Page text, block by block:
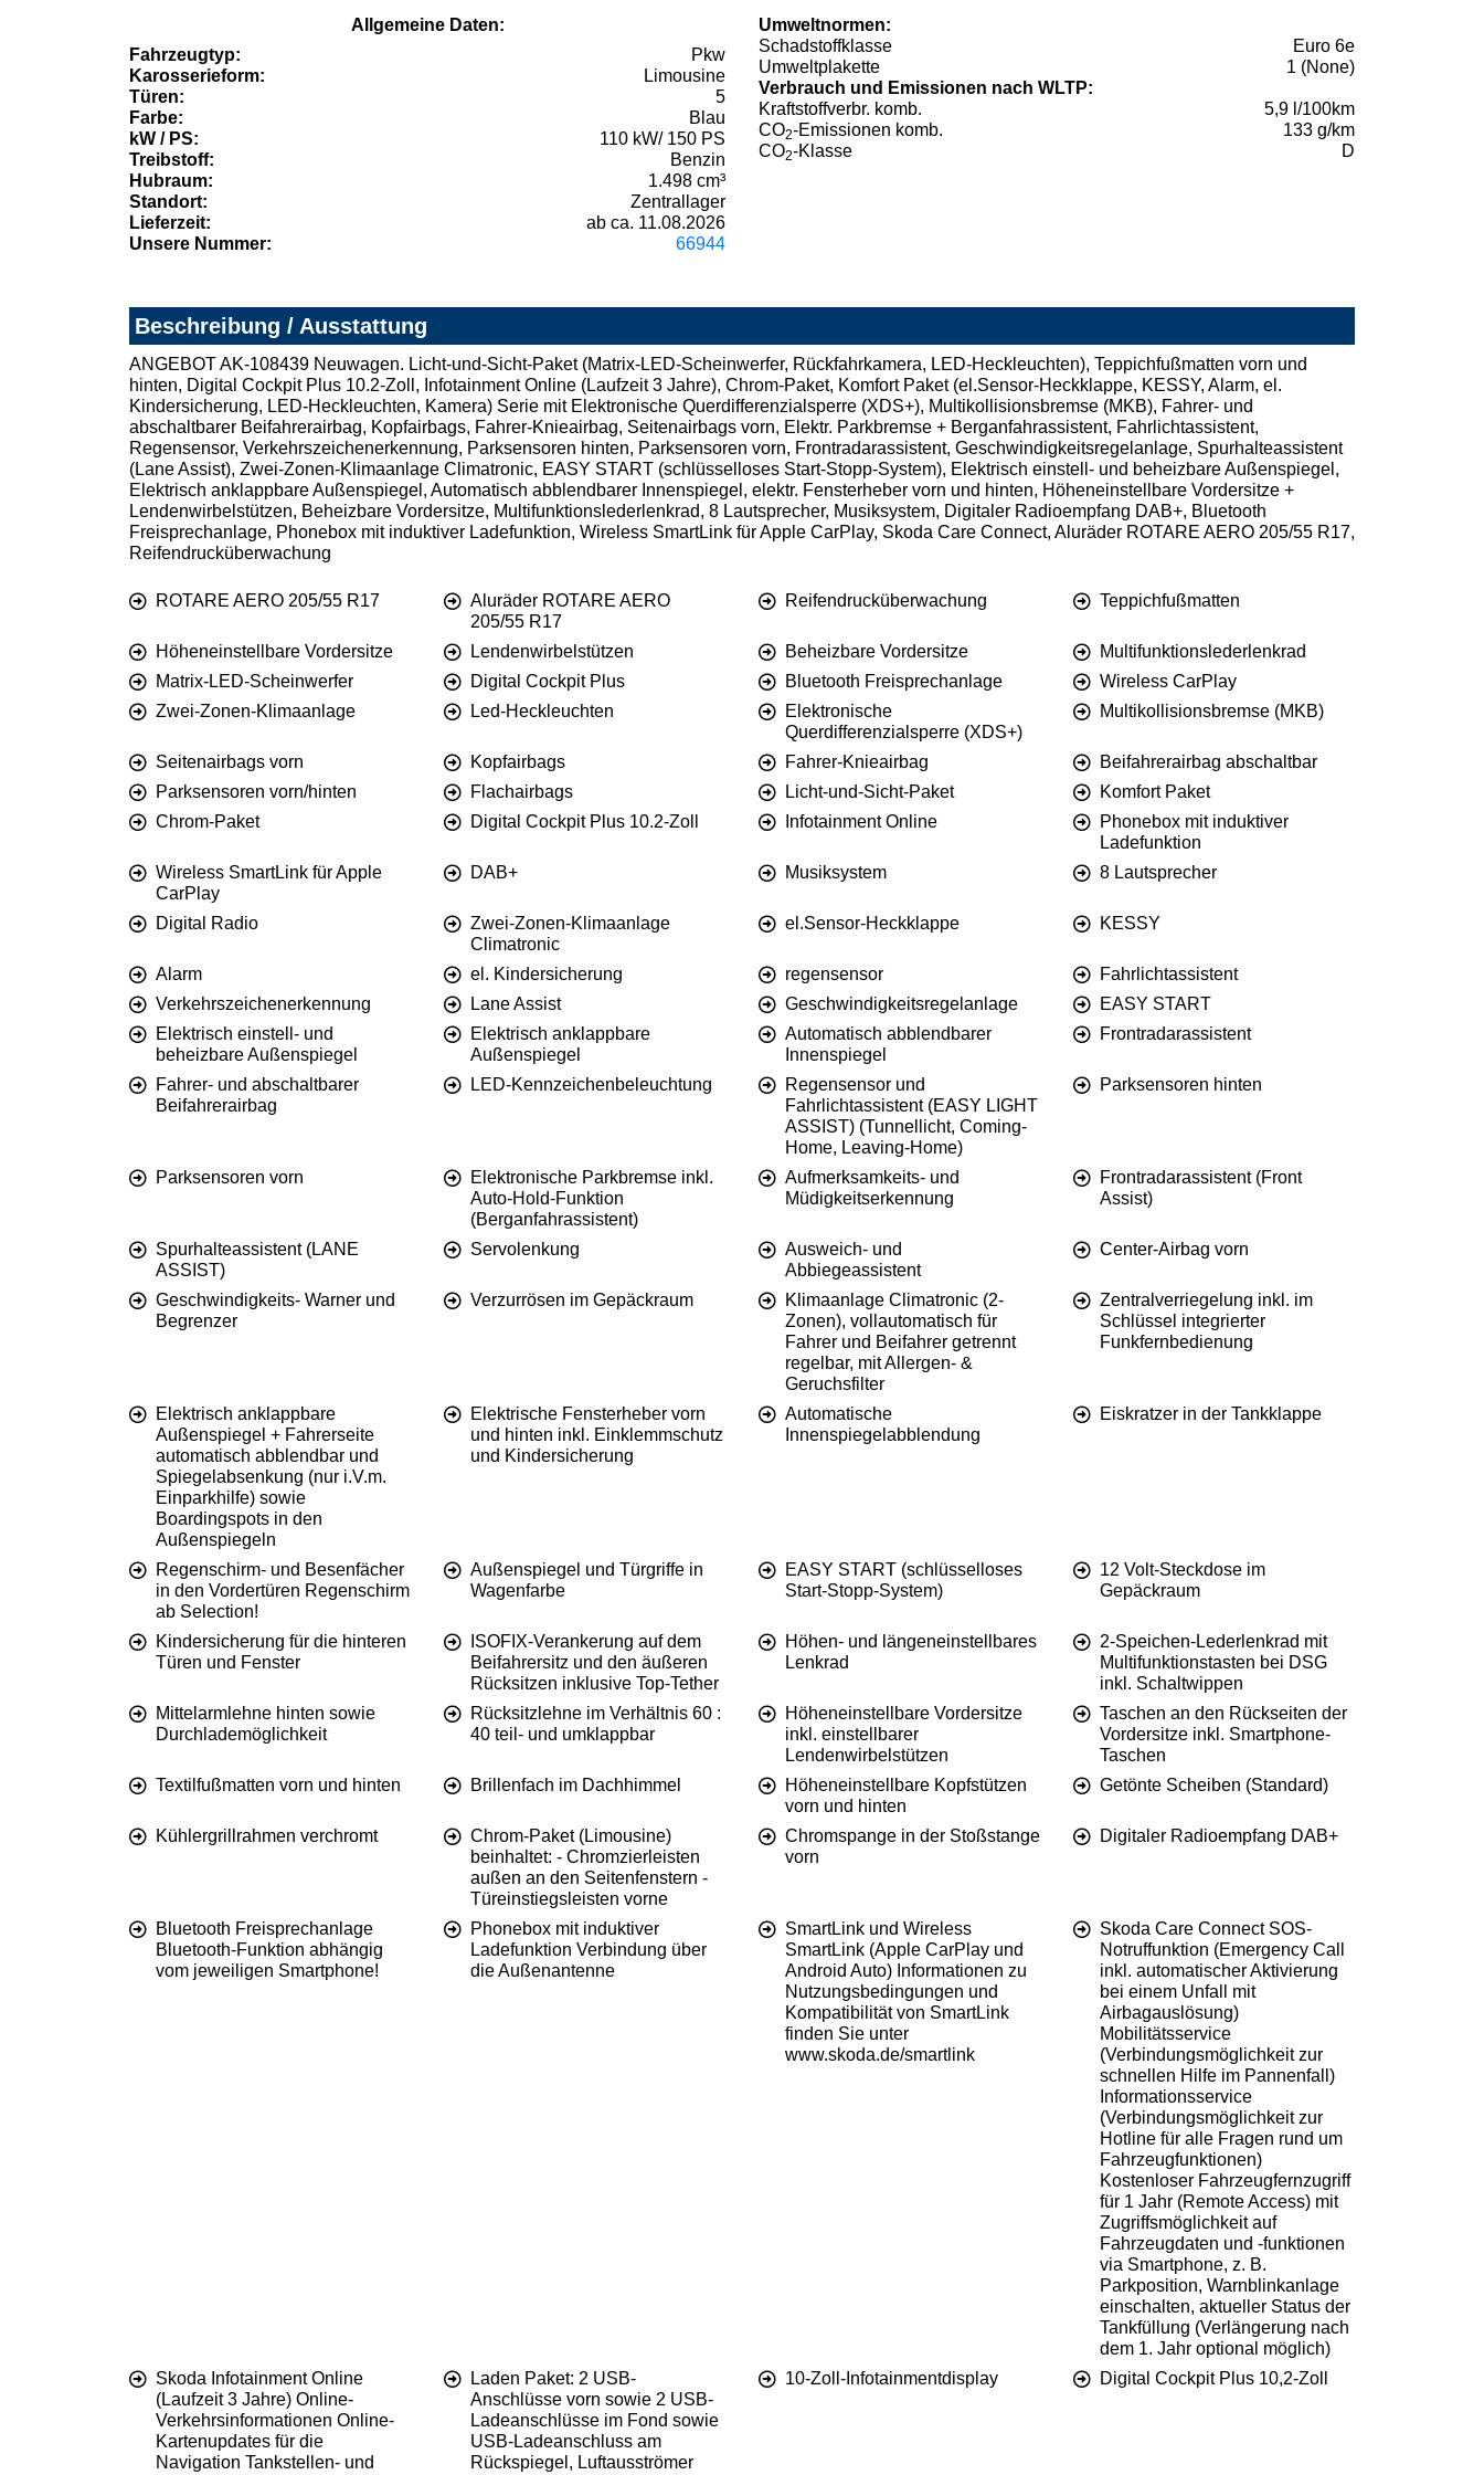
Allgemeine Daten:
Fahrzeugtyp:
Pkw
Karosserieform:
Limousine
Türen:
5
Farbe:
Blau
kW / PS:
110 kW/ 150 PS
Treibstoff:
Benzin
Hubraum:
1.498 cm³
Standort:
Zentrallager
Lieferzeit:
ab ca. 11.08.2026
Unsere Nummer:
66944
Umweltnormen:
Schadstoffklasse
Euro 6e
Umweltplakette
1 (None)
Verbrauch und Emissionen nach WLTP:
Kraftstoffverbr. komb.
5,9 l/100km
CO2-Emissionen komb.
133 g/km
CO2-Klasse D
Beschreibung / Ausstattung
ANGEBOT AK-108439 Neuwagen. Licht-und-Sicht-Paket (Matrix-LED-Scheinwerfer, Rückfahrkamera, LED-Heckleuchten), Teppichfußmatten vorn und
hinten, Digital Cockpit Plus 10.2-Zoll, Infotainment Online (Laufzeit 3 Jahre), Chrom-Paket, Komfort Paket (el.Sensor-Heckklappe, KESSY, Alarm, el.
Kindersicherung, LED-Heckleuchten, Kamera) Serie mit Elektronische Querdifferenzialsperre (XDS+), Multikollisionsbremse (MKB), Fahrer- und
abschaltbarer Beifahrerairbag, Kopfairbags, Fahrer-Knieairbag, Seitenairbags vorn, Elektr. Parkbremse + Berganfahrassistent, Fahrlichtassistent,
Regensensor, Verkehrszeichenerkennung, Parksensoren hinten, Parksensoren vorn, Frontradarassistent, Geschwindigkeitsregelanlage, Spurhalteassistent
(Lane Assist), Zwei-Zonen-Klimaanlage Climatronic, EASY START (schlüsselloses Start-Stopp-System), Elektrisch einstell- und beheizbare Außenspiegel,
Elektrisch anklappbare Außenspiegel, Automatisch abblendbarer Innenspiegel, elektr. Fensterheber vorn und hinten, Höheneinstellbare Vordersitze +
Lendenwirbelstützen, Beheizbare Vordersitze, Multifunktionslederlenkrad, 8 Lautsprecher, Musiksystem, Digitaler Radioempfang DAB+, Bluetooth
Freisprechanlage, Phonebox mit induktiver Ladefunktion, Wireless SmartLink für Apple CarPlay, Skoda Care Connect, Aluräder ROTARE AERO 205/55 R17,
Reifendrucküberwachung
ROTARE AERO 205/55 R17
Aluräder ROTARE AERO
205/55 R17
Reifendrucküberwachung Teppichfußmatten
Höheneinstellbare Vordersitze Lendenwirbelstützen Beheizbare Vordersitze
Multifunktionslederlenkrad
Matrix-LED-Scheinwerfer
Digital Cockpit Plus Bluetooth Freisprechanlage
Wireless CarPlay
Zwei-Zonen-Klimaanlage
Led-Heckleuchten
Elektronische
Querdifferenzialsperre (XDS+)
Multikollisionsbremse (MKB)
Seitenairbags vorn Kopfairbags Fahrer-Knieairbag
Beifahrerairbag abschaltbar
Parksensoren vorn/hinten
Flachairbags Licht-und-Sicht-Paket
Komfort Paket
Chrom-Paket
Digital Cockpit Plus 10.2-Zoll Infotainment Online
Phonebox mit induktiver
Ladefunktion
Wireless SmartLink für Apple
CarPlay
DAB+ Musiksystem 8 Lautsprecher
Digital Radio
Zwei-Zonen-Klimaanlage
Climatronic
el.Sensor-Heckklappe KESSY
Alarm el. Kindersicherung regensensor
Fahrlichtassistent
Verkehrszeichenerkennung
Lane Assist Geschwindigkeitsregelanlage
EASY START
Elektrisch einstell- und
beheizbare Außenspiegel
Elektrisch anklappbare
Außenspiegel
Automatisch abblendbarer
Innenspiegel
Frontradarassistent
Fahrer- und abschaltbarer
Beifahrerairbag
LED-Kennzeichenbeleuchtung
Regensensor und
Fahrlichtassistent (EASY LIGHT
ASSIST) (Tunnellicht, Coming-
Home, Leaving-Home)
Parksensoren hinten
Parksensoren vorn
Elektronische Parkbremse inkl.
Auto-Hold-Funktion
(Berganfahrassistent)
Aufmerksamkeits- und
Müdigkeitserkennung
Frontradarassistent (Front
Assist)
Spurhalteassistent (LANE
ASSIST)
Servolenkung
Ausweich- und
Abbiegeassistent
Center-Airbag vorn
Geschwindigkeits- Warner und
Begrenzer
Verzurrösen im Gepäckraum
Klimaanlage Climatronic (2-
Zonen), vollautomatisch für
Fahrer und Beifahrer getrennt
regelbar, mit Allergen- &
Geruchsfilter
Zentralverriegelung inkl. im
Schlüssel integrierter
Funkfernbedienung
Elektrisch anklappbare
Außenspiegel + Fahrerseite
automatisch abblendbar und
Spiegelabsenkung (nur i.V.m.
Einparkhilfe) sowie
Boardingspots in den
Außenspiegeln
Elektrische Fensterheber vorn
und hinten inkl. Einklemmschutz
und Kindersicherung
Automatische
Innenspiegelabblendung
Eiskratzer in der Tankklappe
Regenschirm- und Besenfächer
in den Vordertüren Regenschirm
ab Selection!
Außenspiegel und Türgriffe in
Wagenfarbe
EASY START (schlüsselloses
Start-Stopp-System)
12 Volt-Steckdose im
Gepäckraum
Kindersicherung für die hinteren
Türen und Fenster
ISOFIX-Verankerung auf dem
Beifahrersitz und den äußeren
Rücksitzen inklusive Top-Tether
Höhen- und längeneinstellbares
Lenkrad
2-Speichen-Lederlenkrad mit
Multifunktionstasten bei DSG
inkl. Schaltwippen
Mittelarmlehne hinten sowie
Durchlademöglichkeit
Rücksitzlehne im Verhältnis 60 :
40 teil- und umklappbar
Höheneinstellbare Vordersitze
inkl. einstellbarer
Lendenwirbelstützen
Taschen an den Rückseiten der
Vordersitze inkl. Smartphone-
Taschen
Textilfußmatten vorn und hinten
Brillenfach im Dachhimmel
Höheneinstellbare Kopfstützen
vorn und hinten
Getönte Scheiben (Standard)
Kühlergrillrahmen verchromt
Chrom-Paket (Limousine)
beinhaltet: - Chromzierleisten
außen an den Seitenfenstern -
Türeinstiegsleisten vorne
Chromspange in der Stoßstange
vorn
Digitaler Radioempfang DAB+
Bluetooth Freisprechanlage
Bluetooth-Funktion abhängig
vom jeweiligen Smartphone!
Phonebox mit induktiver
Ladefunktion Verbindung über
die Außenantenne
SmartLink und Wireless
SmartLink (Apple CarPlay und
Android Auto) Informationen zu
Nutzungsbedingungen und
Kompatibilität von SmartLink
finden Sie unter
www.skoda.de/smartlink
Skoda Care Connect SOS-
Notruffunktion (Emergency Call
inkl. automatischer Aktivierung
bei einem Unfall mit
Airbagauslösung)
Mobilitätsservice
(Verbindungsmöglichkeit zur
schnellen Hilfe im Pannenfall)
Informationsservice
(Verbindungsmöglichkeit zur
Hotline für alle Fragen rund um
Fahrzeugfunktionen)
Kostenloser Fahrzeugfernzugriff
für 1 Jahr (Remote Access) mit
Zugriffsmöglichkeit auf
Fahrzeugdaten und -funktionen
via Smartphone, z. B.
Parkposition, Warnblinkanlage
einschalten, aktueller Status der
Tankfüllung (Verlängerung nach
dem 1. Jahr optional möglich)
Skoda Infotainment Online
(Laufzeit 3 Jahre) Online-
Verkehrsinformationen Online-
Kartenupdates für die
Navigation Tankstellen- und
Laden Paket: 2 USB-
Anschlüsse vorn sowie 2 USB-
Ladeanschlüsse im Fond sowie
USB-Ladeanschluss am
Rückspiegel, Luftausströmer
10-Zoll-Infotainmentdisplay Digital Cockpit Plus 10,2-Zoll